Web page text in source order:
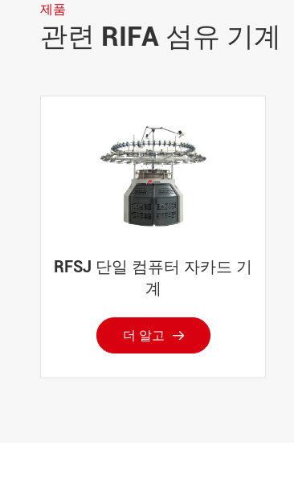
제품
관련 RIFA 섬유 기계
RFSJ 단일 컴퓨터 자카드 기
계
더 알고 